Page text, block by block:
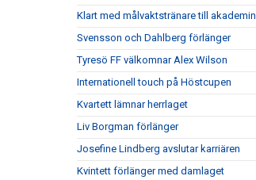
Klart med målvaktstränare till akademin
Svensson och Dahlberg förlänger
Tyresö FF välkomnar Alex Wilson
Internationell touch på Höstcupen
Kvartett lämnar herrlaget
Liv Borgman förlänger
Josefine Lindberg avslutar karriären
Kvintett förlänger med damlaget